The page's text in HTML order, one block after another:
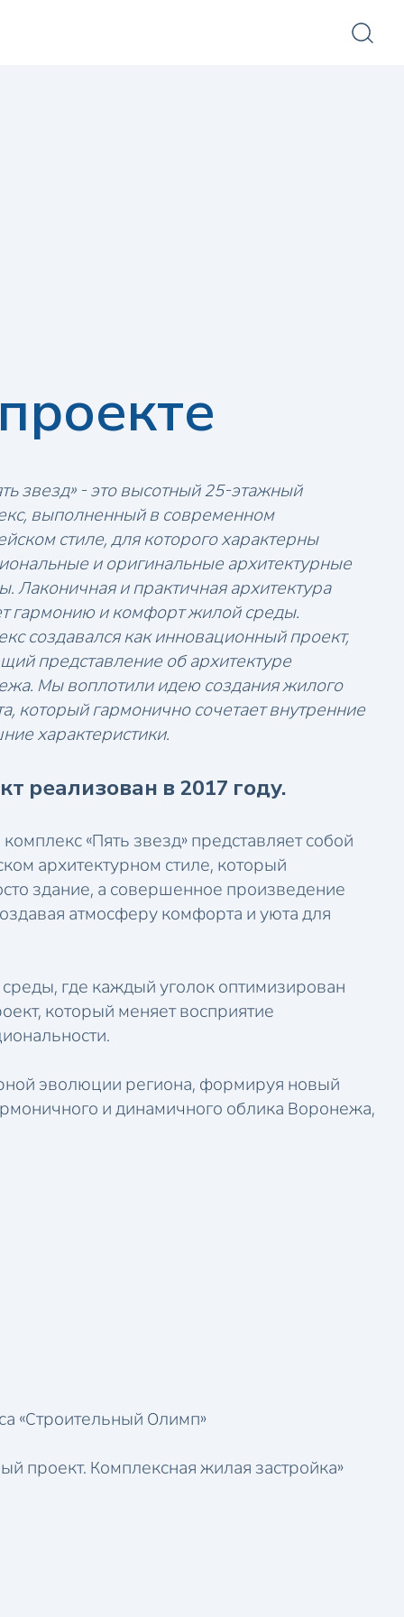
звезд» - это высотный 25-этажный
выполненный в современном
стиле, для которого характерны
и оригинальные архитектурные
Лаконичная и практичная архитектура
гармонию и комфорт жилой среды.
создавался как инновационный проект,
представление об архитектуре
Мы воплотили идею создания жилого
который гармонично сочетает внутренние
характеристики.
реализован в 2017 году.
«Пять звезд» представляет собой
архитектурном стиле, который
здание, а совершенное произведение
атмосферу комфорта и уюта для
где каждый уголок оптимизирован
который меняет восприятие
эволюции региона, формируя новый
и динамичного облика Воронежа,
«Строительный Олимп»
проект. Комплексная жилая застройка»